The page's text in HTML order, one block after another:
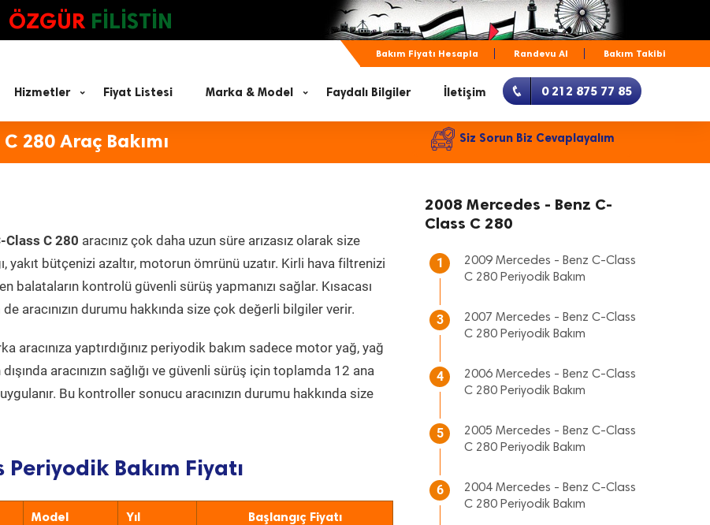
ÖZGÜR FİLİSTİN
Bakım Fiyatı Hesapla Randevu Al Bakım Takibi
Hizmetler Fiyat Listesi Marka & Model Faydalı Bilgiler İletişim 0 212 875 77 85
280 Araç Bakımı Siz Sorun Biz Cevaplayalım
Class C 280 aracınız çok daha uzun süre arızasız olarak size
bütçenizi azaltır, motorun ömrünü uzatır. Kirli hava filtrenizi
balataların kontrolü güvenli sürüş yapmanızı sağlar. Kısacası
aracınızın durumu hakkında size çok değerli bilgiler verir.
aracınıza yaptırdığınız periyodik bakım sadece motor yağ, yağ
aracınızın sağlığı ve güvenli sürüş için toplamda 12 ana
Bu kontroller sonucu aracınızın durumu hakkında size
Bakım Fiyatı
Model Yıl Başlangıç Fiyatı
2008 Mercedes - Benz C-
Class C 280
1
2009 Mercedes - Benz C-Class
C 280 Periyodik Bakım
3
2007 Mercedes - Benz C-Class
C 280 Periyodik Bakım
4
2006 Mercedes - Benz C-Class
C 280 Periyodik Bakım
5
2005 Mercedes - Benz C-Class
C 280 Periyodik Bakım
6
2004 Mercedes - Benz C-Class
C 280 Periyodik Bakım